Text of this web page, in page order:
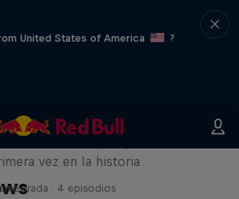
United States of America
?
Jones
vez en la historia
· 4 episodios